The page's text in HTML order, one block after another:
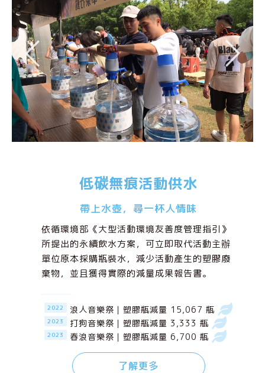
Slide Sub Title
Slider Description Text,
Lorem ipsum dolor sit
amet, consectetur
adipiscing elit. Curabitur
laoreet cursus volutpat.
Aliquam sit amet ligula et
justo tincidunt laoreet
non vitae lorem.
Button 1
低碳無痕活動供水
帶上水壺，尋一杯人情味
依循環境部《大型活動環境友善度管理指引》
所提出的永續飲水方案，可立即取代活動主辦
單位原本採購瓶裝水，減少活動產生的塑膠廢
棄物，並且獲得實際的減量成果報告書。
浪人音樂祭｜塑膠瓶減量 15,067 瓶
2022
打狗音樂祭｜塑膠瓶減量 3,333 瓶
2023
春浪音樂祭｜塑膠瓶減量 6,700 瓶
2023
了解更多